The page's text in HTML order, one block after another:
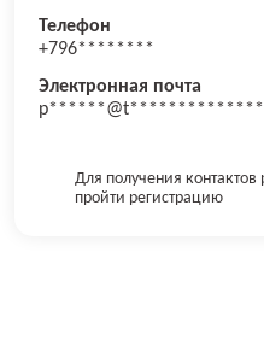
Телефон
+796********
Электронная почта
Для получения
пройти регистрацию